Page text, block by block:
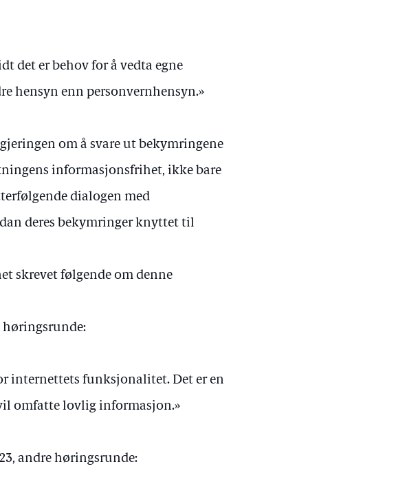
det er behov for å vedta egne
hensyn enn personvernhensyn.»
om å svare ut bekymringene
informasjonsfrihet, ikke bare
dialogen med
deres bekymringer knyttet til
skrevet følgende om denne
høringsrunde:
internettets funksjonalitet. Det er en
omfatte lovlig informasjon.»
andre høringsrunde: